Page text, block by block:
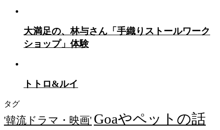
大満足の、林与さん「手織りストールワーク
ショップ」体験
トトロ&ルイ
タグ
'韓流ドラマ・映画' Goaやペットの話